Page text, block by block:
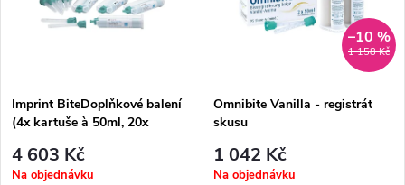
Imprint BiteDoplňkové balení
(4x kartuše à 50ml, 20x
4 603 Kč
Na objednávku
1 158 Kč
–10 %
Omnibite Vanilla - registrát
skusu
1 042 Kč
Na objednávku